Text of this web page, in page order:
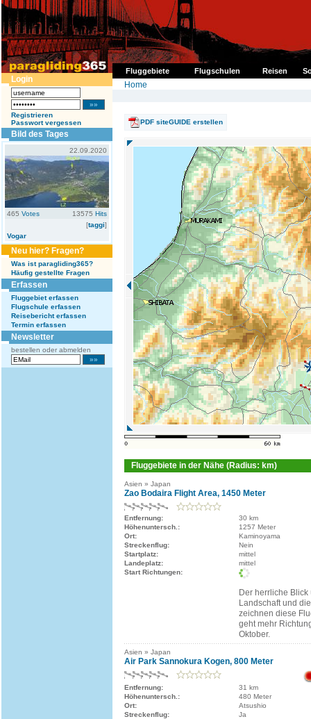
Fluggebiete Flugschulen Reisen
Login
Registrieren
Passwort vergessen
Bild des Tages
22.09.2020
465 Votes 13575 Hits
[taggi]
Vogar
Neu hier? Fragen?
Was ist paragliding365?
Häufig gestellte Fragen
Erfassen
Fluggebiet erfassen
Flugschule erfassen
Reisebericht erfassen
Termin erfassen
Newsletter
bestellen oder abmelden
Home
PDF siteGUIDE erstellen
Fluggebiete in der Nähe (Radius: km)
Asien » Japan
Zao Bodaira Flight Area, 1450 Meter
Entfernung:
30 km
Höhenuntersch.:
1257 Meter
Ort:
Kaminoyama
Streckenflug:
Nein
Startplatz:
mittel
Landeplatz:
mittel
Start Richtungen:
Der herrliche Blick
Landschaft und
zeichnen diese
geht mehr
Oktober.
Asien » Japan
Air Park Sannokura Kogen, 800 Meter
Entfernung:
31 km
Höhenuntersch.:
480 Meter
Ort:
Atsushio
Streckenflug:
Ja